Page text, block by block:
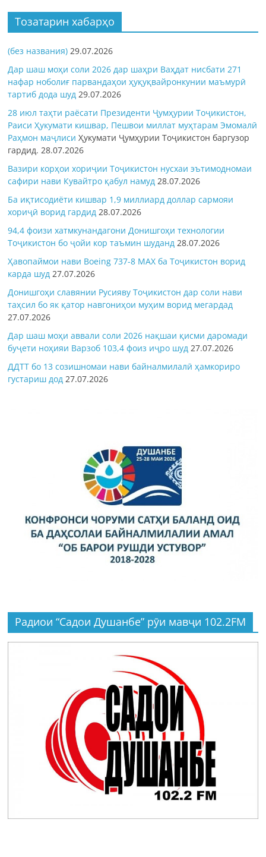
Тозатарин хабарҳо
(без названия) 29.07.2026
Дар шаш моҳи соли 2026 дар шаҳри Ваҳдат нисбати 271
нафар ноболиғ парвандаҳои ҳуқуқвайронкунии маъмурӣ
тартиб дода шуд 29.07.2026
28 июл таҳти раёсати Президенти Ҷумҳурии Тоҷикистон,
Раиси Ҳукумати кишвар, Пешвои миллат муҳтарам Эмомалӣ
Раҳмон маҷлисиҲукумати Ҷумҳурии Тоҷикистон баргузор
гардид.28.07.2026
Вазири корҳои хориҷии Тоҷикистон нусхаи эътимодномаи
сафири нави Кувайтро қабул намуд 28.07.2026
Ба иқтисодиёти кишвар 1,9 миллиард доллар сармояи
хориҷӣ ворид гардид 28.07.2026
94,4 фоизи хатмкунандагони Донишгоҳи технологии
Тоҷикистон бо ҷойи кор таъмин шуданд 28.07.2026
Ҳавопаймои нави Boeing 737-8 MAX ба Тоҷикистон ворид
карда шуд 27.07.2026
Донишгоҳи славянии Русияву Тоҷикистон дар соли нави
таҳсил бо як қатор навгониҳои муҳим ворид мегардад
27.07.2026
Дар шаш моҳи аввали соли 2026 нақшаи қисми даромади
буҷети ноҳияи Варзоб 103,4 фоиз иҷро шуд 27.07.2026
ДДТТ бо 13 созишномаи нави байналмилалӣ ҳамкориро
густариш дод 27.07.2026
Радиои “Садои Душанбе” рӯи мавҷи 102.2FM